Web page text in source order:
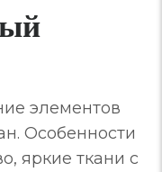
элементов
Особенности
яркие ткани с